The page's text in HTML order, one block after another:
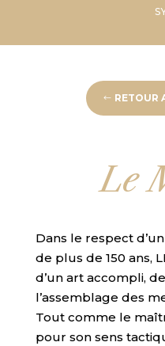
RETOUR
Le
Dans le respect
de plus de 150 ans,
d’un art accompli,
l’assemblage des
Tout comme le
pour son sens